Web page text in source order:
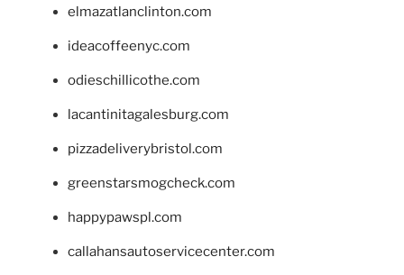
elmazatlanclinton.com
ideacoffeenyc.com
odieschillicothe.com
lacantinitagalesburg.com
pizzadeliverybristol.com
greenstarsmogcheck.com
happypawspl.com
callahansautoservicecenter.com